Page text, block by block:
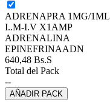
ADRENAPRA 1MG/1ML
I..M-I.V X1AMP
ADRENALINA
EPINEFRINAADN
640,48 Bs.S
Total del Pack
--
AÑADIR PACK